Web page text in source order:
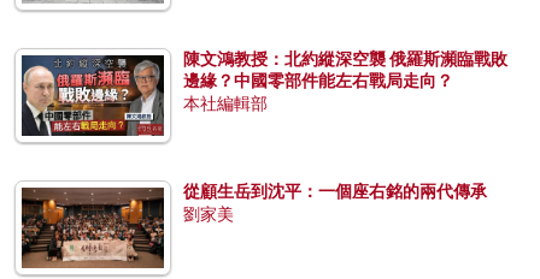
陳文鴻教授：北約縱深空襲 俄羅斯瀕臨戰敗
邊緣？中國零部件能左右戰局走向？
本社編輯部
從顧生岳到沈平：一個座右銘的兩代傳承
劉家美